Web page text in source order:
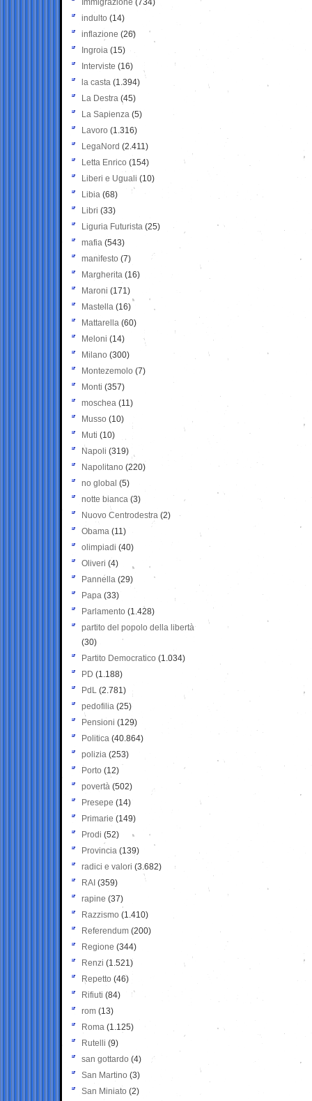
Immigrazione (734)
indulto (14)
inflazione (26)
Ingroia (15)
Interviste (16)
la casta (1.394)
La Destra (45)
La Sapienza (5)
Lavoro (1.316)
LegaNord (2.411)
Letta Enrico (154)
Liberi e Uguali (10)
Libia (68)
Libri (33)
Liguria Futurista (25)
mafia (543)
manifesto (7)
Margherita (16)
Maroni (171)
Mastella (16)
Mattarella (60)
Meloni (14)
Milano (300)
Montezemolo (7)
Monti (357)
moschea (11)
Musso (10)
Muti (10)
Napoli (319)
Napolitano (220)
no global (5)
notte bianca (3)
Nuovo Centrodestra (2)
Obama (11)
olimpiadi (40)
Oliveri (4)
Pannella (29)
Papa (33)
Parlamento (1.428)
partito del popolo della libertà
(30)
Partito Democratico (1.034)
PD (1.188)
PdL (2.781)
pedofilia (25)
Pensioni (129)
Politica (40.864)
polizia (253)
Porto (12)
povertà (502)
Presepe (14)
Primarie (149)
Prodi (52)
Provincia (139)
radici e valori (3.682)
RAI (359)
rapine (37)
Razzismo (1.410)
Referendum (200)
Regione (344)
Renzi (1.521)
Repetto (46)
Rifiuti (84)
rom (13)
Roma (1.125)
Rutelli (9)
san gottardo (4)
San Martino (3)
San Miniato (2)